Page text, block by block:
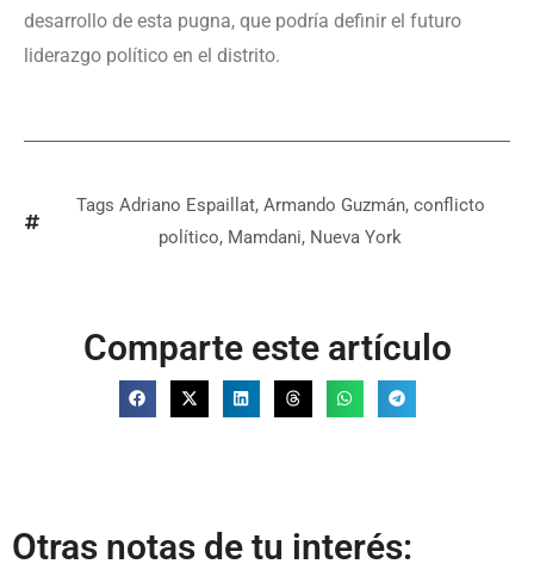
desarrollo de esta pugna, que podría definir el futuro
liderazgo político en el distrito.
Tags Adriano Espaillat, Armando Guzmán, conflicto
político, Mamdani, Nueva York
Comparte este artículo
Otras notas de tu interés: